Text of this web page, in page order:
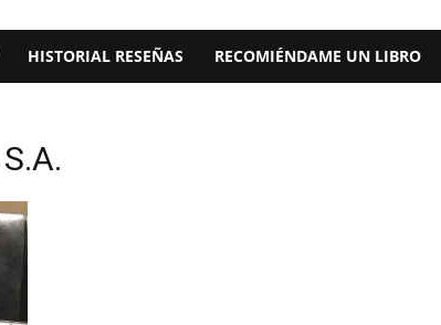
HISTORIAL RESEÑAS RECOMIÉNDAME UN LIBRO